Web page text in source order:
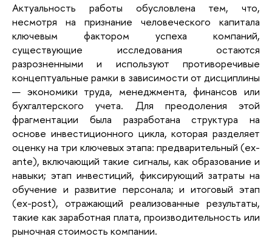
Актуальность работы обусловлена тем, что,
несмотря на признание человеческого капитала
ключевым фактором успеха компаний,
существующие исследования остаются
разрозненными и используют противоречивые
концептуальные рамки в зависимости от дисциплины
— экономики труда, менеджмента, финансов или
бухгалтерского учета. Для преодоления этой
фрагментации была разработана структура на
основе инвестиционного цикла, которая разделяет
оценку на три ключевых этапа: предварительный (ex-
ante), включающий такие сигналы, как образование и
навыки; этап инвестиций, фиксирующий затраты на
обучение и развитие персонала; и итоговый этап
(ex-post), отражающий реализованные результаты,
такие как заработная плата, производительность или
рыночная стоимость компании.